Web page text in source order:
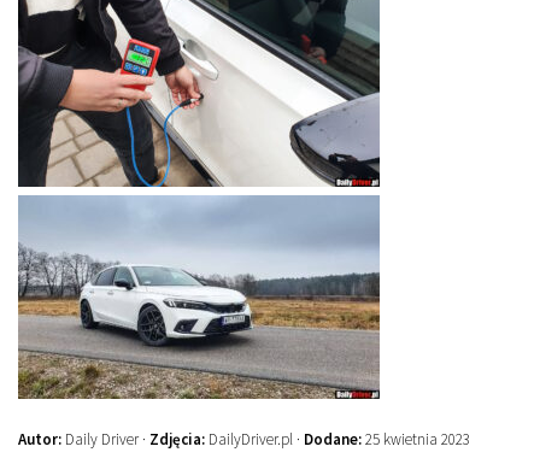
Autor: Daily Driver · Zdjęcia: DailyDriver.pl · Dodane:25 kwietnia 2023